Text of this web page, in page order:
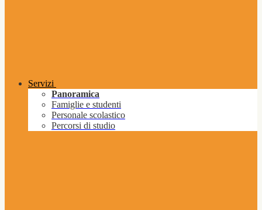
Servizi
Panoramica
Famiglie e studenti
Personale scolastico
Percorsi di studio